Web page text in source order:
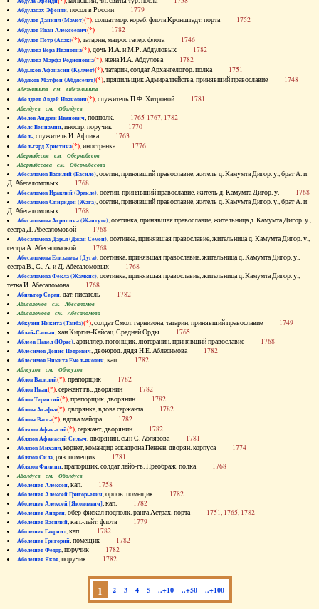
Абдуласах-Эфенди, посол в России 1779
Абдулов Даниил (Мамет)(*), солдат мор. кораб. флота Кронштадт. порта 1752
Абдулов Иван Алексеевич(*) 1782
Абдулов Петр (Асак)(*), татарин, матрос галер. флота 1746
Абдулова Вера Ивановна(*), дочь И.А. и М.Р. Абдуловых 1782
Абдулова Марфа Родионовна(*), жена И.А. Абдулова 1782
Абдыков Афанасий (Кулмет)(*), татарин, солдат Архангелогор. полка 1751
Абдяков Матфей (Абдяселет)(*), прядильщик Адмиралтейства, принявший православие 1748
Абезьянинов см. Обезьянинов
Абелдеев Авдей Иванович(*), служитель П.Ф. Хитровой 1781
Абелдуев см. Оболдуев
Абелов Андрей Иванович, подполк. 1765-1767, 1782
Абелс Вениамин, иностр. поручик 1770
Абель, служитель И. Афлика 1763
Абельгард Христина(*), иностранка 1776
Абернибесов см. Обернибесов
Абернибесова см. Обернибесова
Абесаломов Василий (Басиле), осетин, принявший православие, житель д. Камумта Дигор. у., брат А. и
Д. Абесаломовых 1768
Абесаломов Ираклий (Эрекле), осетин, принявший православие, житель д. Камумта Дигор. у. 1768
Абесаломов Спиридон (Жага), осетин, принявший православие, житель д. Камумта Дигор. у., брат А. и
Д. Абесаломовых 1768
Абесаломова Агрипина (Жантуте), осетинка, принявшая православие, жительница д. Камумта Дигор. у.,
сестра Д. Абесаломовой 1768
Абесаломова Дарья (Джан Семен), осетинка, принявшая православие, жительница д. Камумта Дигор. у.,
сестра А. Абесаломовой 1768
Абесаломова Елизавета (Дуга), осетинка, принявшая православие, жительница д. Камумта Дигор. у.,
сестра В., С., А. и Д. Абесаломовых 1768
Абесаломова Фекла (Жамкис), осетинка, принявшая православие, жительница д. Камумта Дигор. у.,
тетка И. Абесаломова 1768
Абильгор Серен, дат. писатель 1782
Абисаломов см. Абесаломов
Абисаломова см. Абесаломова
Абкузин Никита (Танба)(*), солдат Смол. гарнизона, татарин, принявший православие 1749
Аблай-Салтан, хан Киргиз-Кайсац. Средней Орды 1765
Аблеев Павел (Юрас), артиллер. погонщик, лютеранин, принявший православие 1768
Аблесимов Денис Петрович, двоюрод. дядя Н.Е. Аблесимова 1782
Аблесимов Никита Емельянович, кап. 1782
Аблеухов см. Облеухов
Аблов Василий(*), прапорщик 1782
Аблов Иван(*), сержант гв., дворянин 1782
Аблов Терентий(*), прапорщик, дворянин 1782
Аблова Агафья(*), дворянка, вдова сержанта 1782
Аблова Васса(*), вдова майора 1782
Аблязов Афанасий(*), сержант, дворянин 1782
Аблязов Афанасий Силыч, дворянин, сын С. Аблязова 1781
Аблязов Михаил, корнет, командир эскадрона Пензен. дворян. корпуса 1774
Аблязов Сила, ряз. помещик 1781
Аблязов Филипп, прапорщик, солдат лейб-гв. Преображ. полка 1768
Аболдуев см. Оболдуев
Аболешев Алексей, кап. 1758
Аболешев Алексей Григорьевич, орлов. помещик 1782
Аболешев Алексей [Яковлевич], кап. 1782
Аболешев Андрей, обер-фискал подполк. ранга Астрах. порта 1751, 1765, 1782
Аболешев Василий, кап.-лейт. флота 1779
Аболешев Гавриил, кап. 1782
Аболешев Григорий, помещик 1782
Аболешев Федор, поручик 1782
Аболешев Яков, поручик 1782
1 2 3 4 5 ..+10 ..+50 ..+100